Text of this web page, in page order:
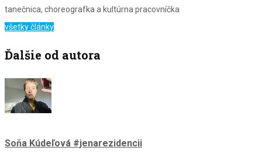
tanečnica, choreografka a kultúrna pracovníčka
všetky články
Ďalšie od autora
Soňa Kúdeľová #jenarezidencii